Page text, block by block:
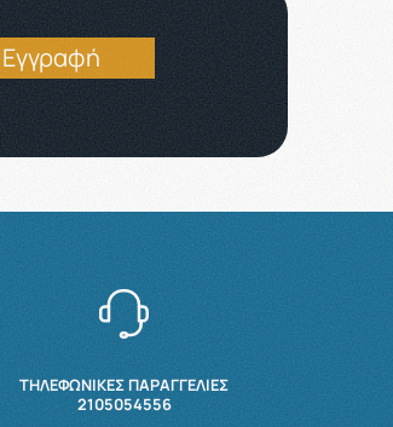
Εγγραφή
ΤΗΛΕΦΩΝΙΚΕΣ ΠΑΡΑΓΓΕΛΙΕΣ
2105054556